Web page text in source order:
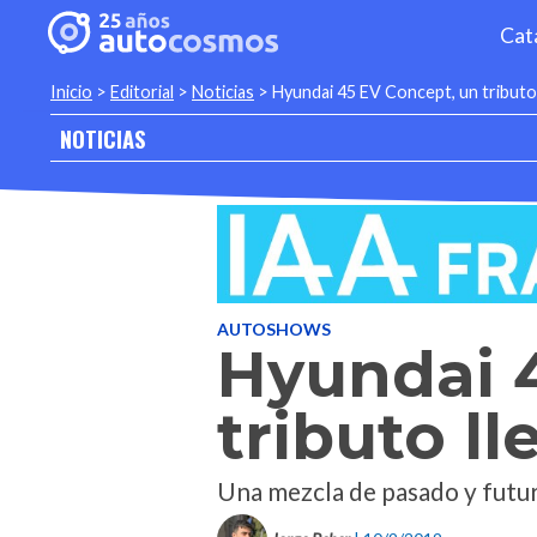
Inicio > Editorial > Noticias > Hyundai 45 EV Concept, un
NOTICIAS
AUTOSHOWS
Hyundai
tributo
Una mezcla de pasado y